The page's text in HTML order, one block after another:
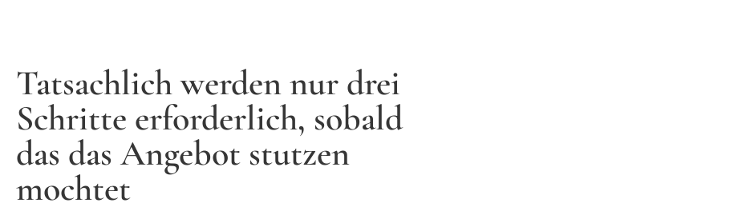
Tatsachlich werden nur drei
Schritte erforderlich, sobald
das das Angebot stutzen
mochtet